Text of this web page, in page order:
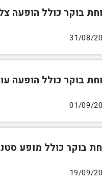
בוקר כולל הופעה
בוקר כולל הופעה
בוקר כולל מופע